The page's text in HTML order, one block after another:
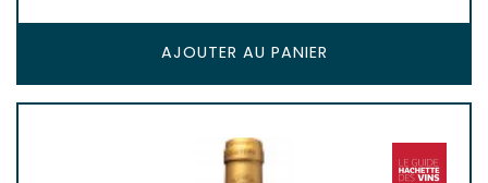
AJOUTER AU PANIER